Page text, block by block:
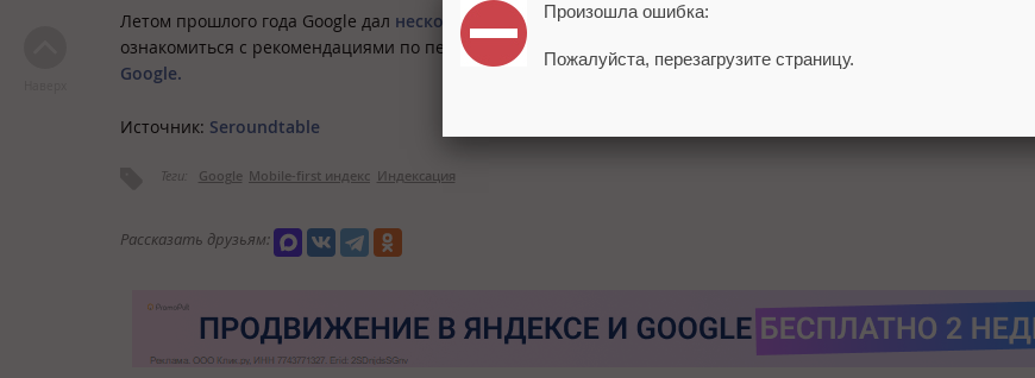
Летом прошлого года Google дал несколько советов, как подготовиться к mobile-first индексации. Подробнее
ознакомиться с рекомендациями по переходу на mobile-first индексацию и посмотреть примеры также можно
Google.
Источник: Seroundtable
Теги: Google Mobile-first индекс Индексация
Рассказать друзьям:
Произошла ошибка:
Пожалуйста, перезагрузите страницу.